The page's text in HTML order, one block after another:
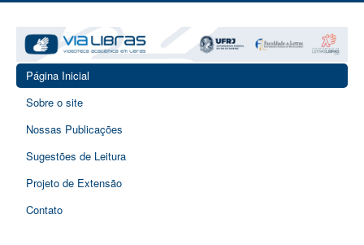
Página Inicial
Sobre o site
Nossas Publicações
Sugestões de Leitura
Projeto de Extensão
Contato